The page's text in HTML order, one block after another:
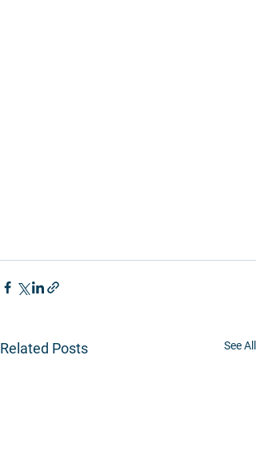
Related Posts See All